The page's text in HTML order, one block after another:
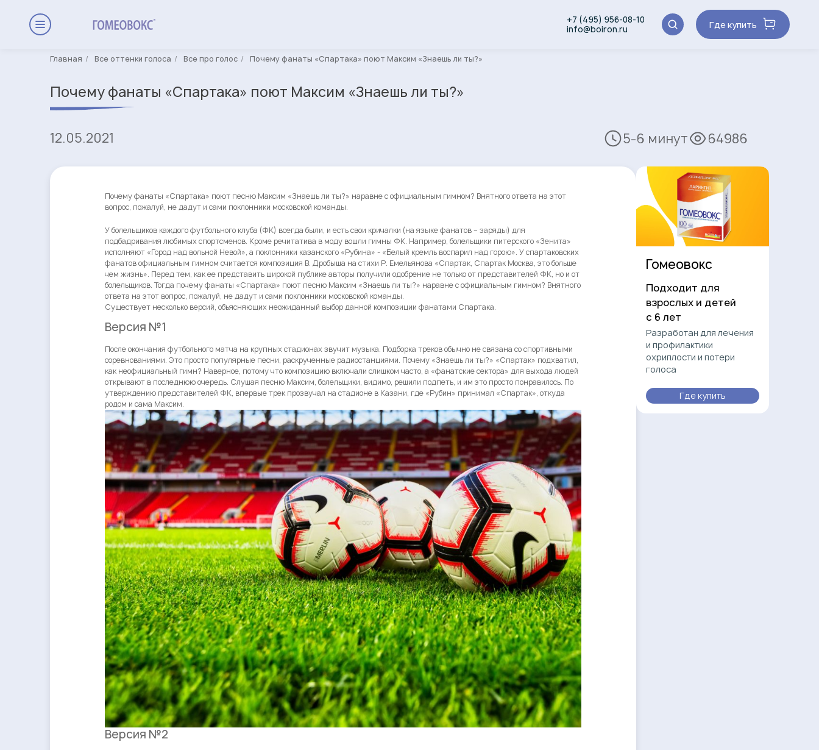
+7 (495) 956-08-10
info@boiron.ru
Где купить
Главная Все оттенки голоса Все про голос Почему фанаты «Спартака» поют Максим «Знаешь ли ты?»
Почему фанаты «Спартака» поют Максим «Знаешь ли ты?»
12.05.2021 5-6 минут 64986
Почему фанаты «Спартака» поют песню Максим «Знаешь ли ты?» наравне с официальным гимном? Внятного ответа на этот
вопрос, пожалуй, не дадут и сами поклонники московской команды.
У болельщиков каждого футбольного клуба (ФК) всегда были, и есть свои кричалки (на языке фанатов – заряды) для
подбадривания любимых спортсменов. Кроме речитатива в моду вошли гимны ФК. Например, болельщики питерского «Зенита»
исполняют «Город над вольной Невой», а поклонники казанского «Рубина» - «Белый кремль воспарил над горою». У спартаковских
фанатов официальным гимном считается композиция В. Дробыша на стихи Р. Емельянова «Спартак, Спартак Москва, это больше
чем жизнь». Перед тем, как ее представить широкой публике авторы получили одобрение не только от представителей ФК, но и от
болельщиков. Тогда почему фанаты «Спартака» поют песню Максим «Знаешь ли ты?» наравне с официальным гимном? Внятного
ответа на этот вопрос, пожалуй, не дадут и сами поклонники московской команды.
Существует несколько версий, объясняющих неожиданный выбор данной композиции фанатами Спартака.
Версия №1
После окончания футбольного матча на крупных стадионах звучит музыка. Подборка треков обычно не связана со спортивными
соревнованиями. Это просто популярные песни, раскрученные радиостанциями. Почему «Знаешь ли ты?» «Спартак» подхватил,
как неофициальный гимн? Наверное, потому что композицию включали слишком часто, а «фанатские сектора» для выхода людей
открывают в последнюю очередь. Слушая песню Максим, болельщики, видимо, решили подпеть, и им это просто понравилось. По
утверждению представителей ФК, впервые трек прозвучал на стадионе в Казани, где «Рубин» принимал «Спартак», откуда
родом и сама Максим.
Версия №2
Гомеовокс
Подходит для
взрослых и детей
с 6 лет
Разработан для лечения
и профилактики
охриплости и потери
голоса
Где купить